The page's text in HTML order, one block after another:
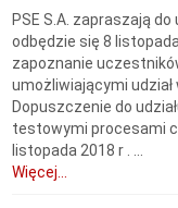
PSE S.A. zapraszają
odbędzie się 8
zapoznanie
umożliwiającymi udział
Dopuszczenie do
testowymi procesami
listopada 2018 r . ...
Więcej...